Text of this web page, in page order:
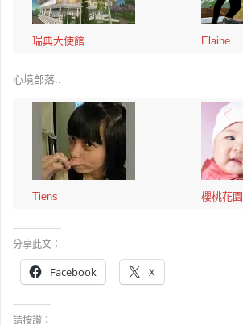
瑞典大使館 Elaine
心境部落..
Tiens 櫻桃花園
分享此文：
Facebook X
請按讚：